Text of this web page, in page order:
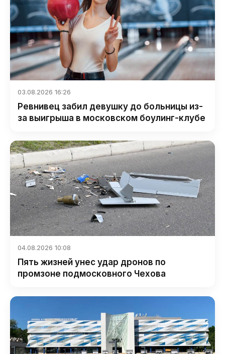
03.08.2026 16:26
Ревнивец забил девушку до больницы из-
за выигрыша в московском боулинг-клубе
04.08.2026 10:08
Пять жизней унес удар дронов по
промзоне подмосковного Чехова